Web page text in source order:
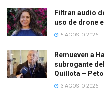
Filtran audio
uso de drone
5 AGOSTO 2026
Remueven a
subrogante
Quillota –
3 AGOSTO 2026